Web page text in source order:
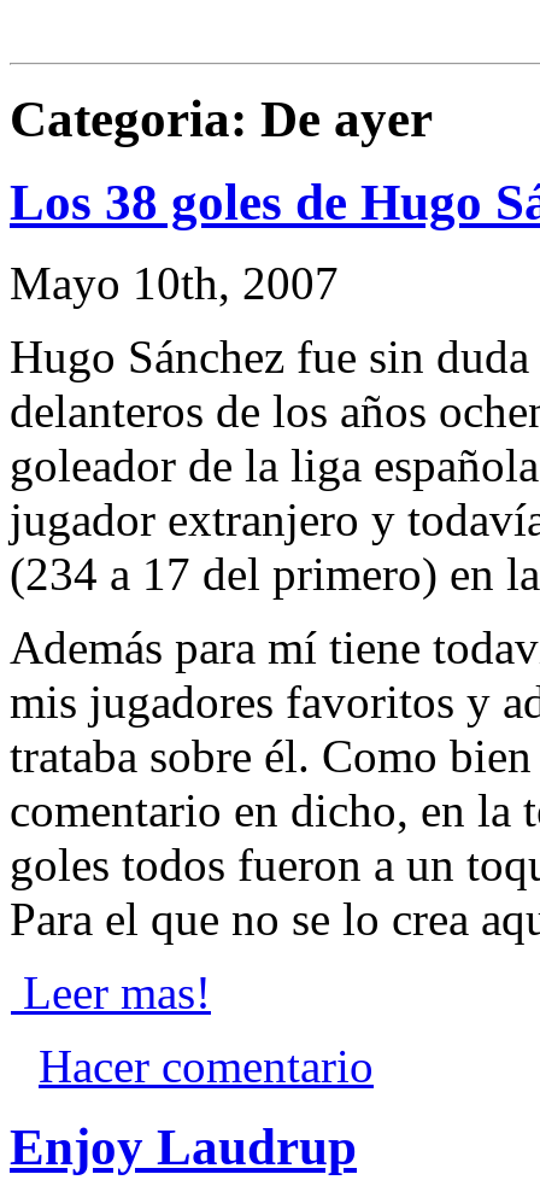
Categoria: De ayer
Los 38 goles de Hugo
Mayo 10th, 2007
Hugo Sánchez fue sin
delanteros de los años
goleador de la liga
jugador extranjero y
(234 a 17 del primero) en
Además para mí tiene
mis jugadores favoritos y
trataba sobre él. Como
comentario en dicho, en la
goles todos fueron a un
Para el que no se lo crea
Leer mas!
Hacer comentario
Enjoy Laudrup